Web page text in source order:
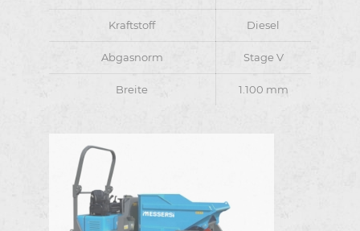
Kraftstoff Diesel
Abgasnorm Stage V
Breite 1.100 mm